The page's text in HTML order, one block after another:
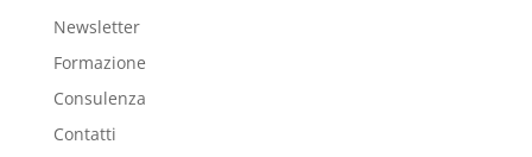
Newsletter
Formazione
Consulenza
Contatti